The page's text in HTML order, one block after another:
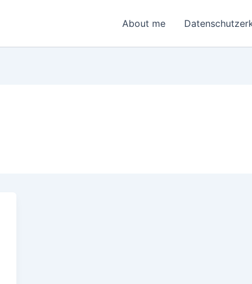
About me